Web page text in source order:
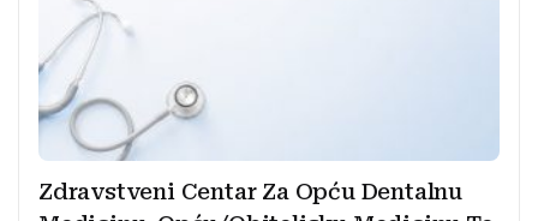
Zdravstveni Centar Za Opću Dentalnu